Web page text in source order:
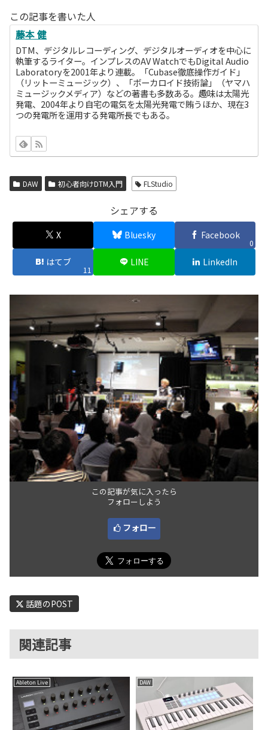
この記事を書いた人
藤本 健
DTM、デジタルレコーディング、デジタルオーディオを中心に
執筆するライター。インプレスのAV WatchでもDigital Audio
Laboratoryを2001年より連載。「Cubase徹底操作ガイド」
（リットーミュージック）、「ボーカロイド技術論」（ヤマハ
ミュージックメディア）などの著書も多数ある。趣味は太陽光
発電、2004年より自宅の電気を太陽光発電で賄うほか、現在3
つの発電所を運用する発電所長でもある。
DAW 初心者向けDTM入門 FLStudio
シェアする
X Bluesky Facebook
0
はてブ
11
LINE LinkedIn
この記事が気に入ったら
フォローしよう
フォロー
話題のPOST
関連記事
Ableton Live DAW